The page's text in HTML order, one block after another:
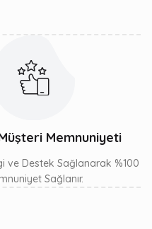
Memnuniyeti
ve Destek Sağlanarak %100
Sağlanır.